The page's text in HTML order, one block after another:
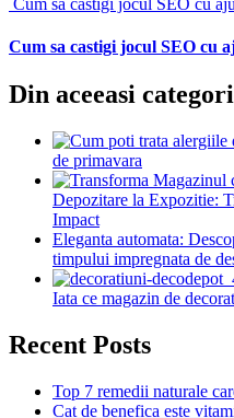
Cum sa castigi jocul SEO cu
Din aceeasi
de primavara
Depozitare la Expozitie:
Impact
Eleganta automata:
timpului impregnata de
Iata ce magazin de
Recent Posts
Top 7 remedii naturale
Cat de benefica este